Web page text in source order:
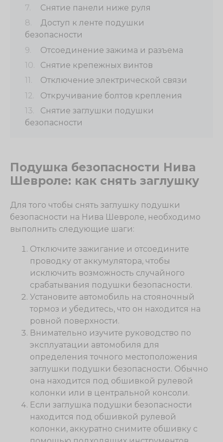
Снятие панели ниже руля
Доступ к ленте подушки
безопасности
Отсоединение зажима и разъема
Снятие крепежных винтов
Отключение электрической связи
Откручивание болтов крепления
Снятие заглушки подушки
безопасности
Подушка безопасности Нива
Шевроле: как снять заглушку
Для того чтобы снять заглушку подушки
безопасности на Нива Шевроле, необходимо
выполнить следующие шаги:
Отключите зажигание и отсоедините
проводку от аккумулятора, чтобы
исключить возможность случайного
срабатывания подушки безопасности.
Установите автомобиль на стояночный
тормоз и убедитесь, что он находится на
ровной поверхности.
Внимательно изучите руководство по
эксплуатации автомобиля для
определения точного местоположения
заглушки подушки безопасности. Обычно
она находится под обшивкой рулевой
колонки или в центральной консоли.
Если заглушка подушки безопасности
находится под обшивкой рулевой
колонки, аккуратно снимите обшивку с